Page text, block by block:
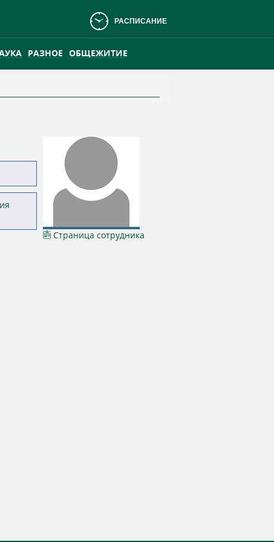
РАСПИСАНИЕ
РАЗНОЕ ОБЩЕЖИТИЕ
БОЛОТЕ
Страница сотрудника